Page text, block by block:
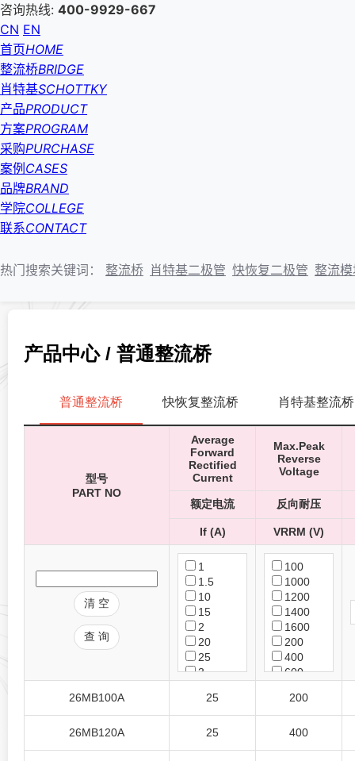
咨询热线: 400-9929-667
CN EN
首页HOME
整流桥BRIDGE
肖特基SCHOTTKY
产品PRODUCT
方案PROGRAM
采购PURCHASE
案例 CASES
品牌BRAND
学院COLLEGE
联系CONTACT
热门搜索关键词： 整流桥 肖特基二极管 快恢复二极管 整流